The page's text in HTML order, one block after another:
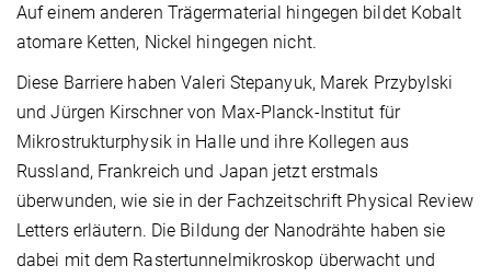
Auf einem anderen Trägermaterial hingegen bildet Kobalt
atomare Ketten, Nickel hingegen nicht.
Diese Barriere haben Valeri Stepanyuk, Marek Przybylski
und Jürgen Kirschner von Max-Planck-Institut für
Mikrostrukturphysik in Halle und ihre Kollegen aus
Russland, Frankreich und Japan jetzt erstmals
überwunden, wie sie in der Fachzeitschrift Physical Review
Letters erläutern. Die Bildung der Nanodrähte haben sie
dabei mit dem Rastertunnelmikroskop überwacht und